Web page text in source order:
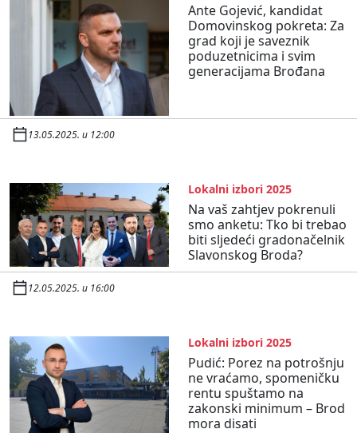
Ante Gojević, kandidat
Domovinskog pokreta: Za
grad koji je saveznik
poduzetnicima i svim
generacijama Brođana
13.05.2025. u 12:00
Lokalni izbori 2025
Na vaš zahtjev pokrenuli
smo anketu: Tko bi trebao
biti sljedeći gradonačelnik
Slavonskog Broda?
12.05.2025. u 16:00
Lokalni izbori 2025
Pudić: Porez na potrošnju
ne vraćamo, spomeničku
rentu spuštamo na
zakonski minimum – Brod
mora disati